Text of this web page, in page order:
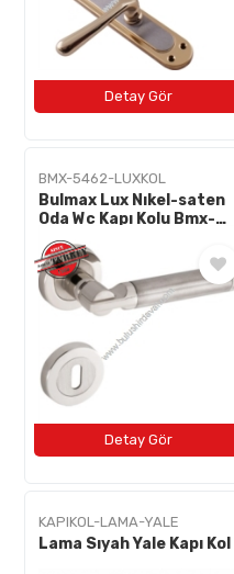
BMX-5462-LUXKOL
Bulmax Lux Nıkel-saten
Oda Wc Kapı Kolu Bmx-
5462
KAPIKOL-LAMA-YALE
Lama Sıyah Yale Kapı Kol